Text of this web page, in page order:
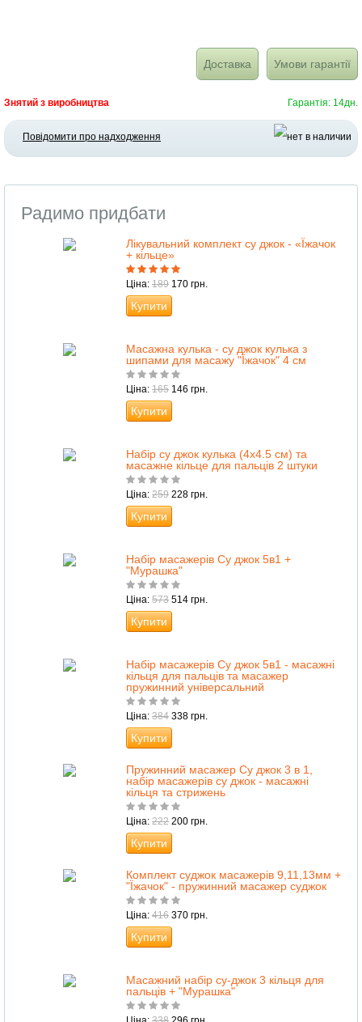
Доставка Умови гарантії
Знятий з виробництва Гарантія: 14дн.
Повідомити про надходження
Радимо придбати
Лікувальний комплект су джок - «Їжачок
+ кільце»
Ціна: 189 170 грн.
Купити
Масажна кулька - су джок кулька з
шипами для масажу "Їжачок" 4 см
Ціна: 165 146 грн.
Купити
Набір су джок кулька (4х4.5 см) та
масажне кільце для пальців 2 штуки
Ціна: 259 228 грн.
Купити
Набір масажерів Су джок 5в1 +
"Мурашка"
Ціна: 573 514 грн.
Купити
Набір масажерів Су джок 5в1 - масажні
кільця для пальців та масажер
пружинний універсальний
Ціна: 384 338 грн.
Купити
Пружинний масажер Су джок 3 в 1,
набір масажерів су джок - масажні
кільця та стрижень
Ціна: 222 200 грн.
Купити
Комплект суджок масажерів 9,11,13мм +
"Їжачок" - пружинний масажер суджок
Ціна: 416 370 грн.
Купити
Масажний набір су-джок 3 кільця для
пальців + "Мурашка"